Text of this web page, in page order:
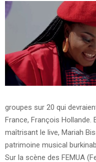
groupes sur 20 qui
France, François Hollande.
maîtrisant le live, Mariah
patrimoine musical
Sur la scène des FEMUA